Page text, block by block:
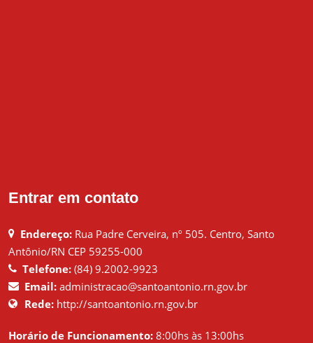
Entrar em contato
Endereço: Rua Padre Cerveira, nº 505. Centro, Santo
Antônio/RN CEP 59255-000
Telefone: (84) 9.2002-9923
Email: administracao@santoantonio.rn.gov.br
Rede: http://santoantonio.rn.gov.br
Horário de Funcionamento: 8:00hs às 13:00hs